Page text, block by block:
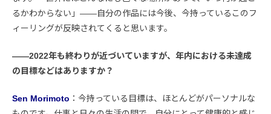
るかわからない」――自分の作品には今後、今持っているこのフ
ィーリングが反映されてくると思います。
――2022年も終わりが近づいていますが、年内における未達成
の目標などはありますか？
Sen Morimoto ：今持っている目標は、ほとんどがパーソナルな